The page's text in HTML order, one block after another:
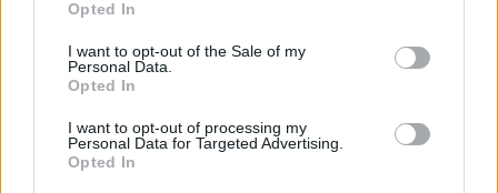
Opted In
I want to opt-out of the Sale of my
Personal Data.
Opted In
I want to opt-out of processing my
Personal Data for Targeted Advertising.
Opted In
3